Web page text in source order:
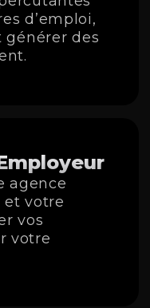
d’emploi,
des
agence
et votre
vos
votre